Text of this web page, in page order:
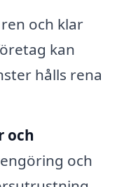
ren och klar
kan
hålls rena
och
och